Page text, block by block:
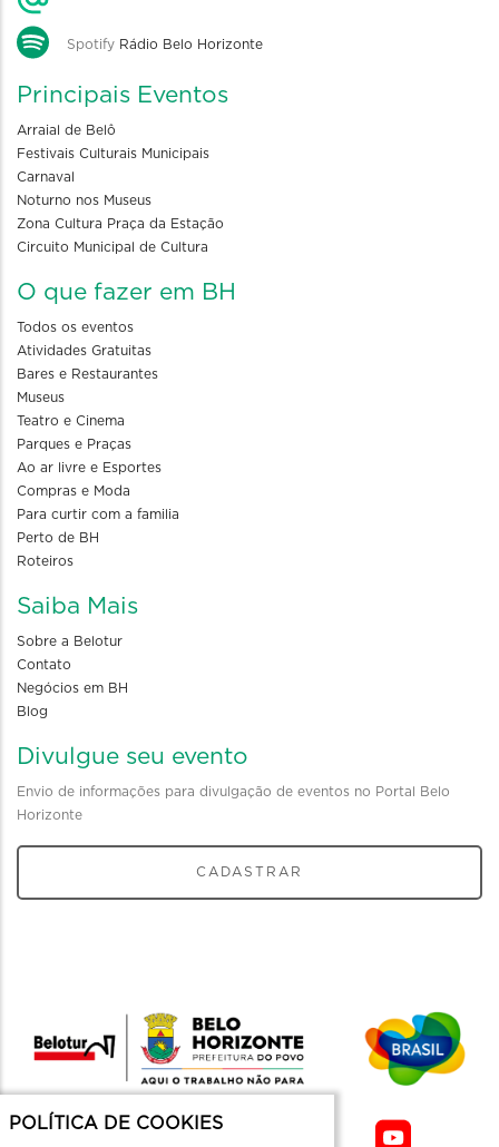
Spotify Rádio Belo Horizonte
Principais Eventos
Arraial de Belô
Festivais Culturais Municipais
Carnaval
Noturno nos Museus
Zona Cultura Praça da Estação
Circuito Municipal de Cultura
O que fazer em BH
Todos os eventos
Atividades Gratuitas
Bares e Restaurantes
Museus
Teatro e Cinema
Parques e Praças
Ao ar livre e Esportes
Compras e Moda
Para curtir com a familia
Perto de BH
Roteiros
Saiba Mais
Sobre a Belotur
Contato
Negócios em BH
Blog
Divulgue seu evento
Envio de informações para divulgação de eventos no Portal Belo
Horizonte
CADASTRAR
POLÍTICA DE COOKIES